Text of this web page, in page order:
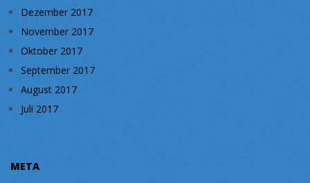
Dezember 2017
November 2017
Oktober 2017
September 2017
August 2017
Juli 2017
META